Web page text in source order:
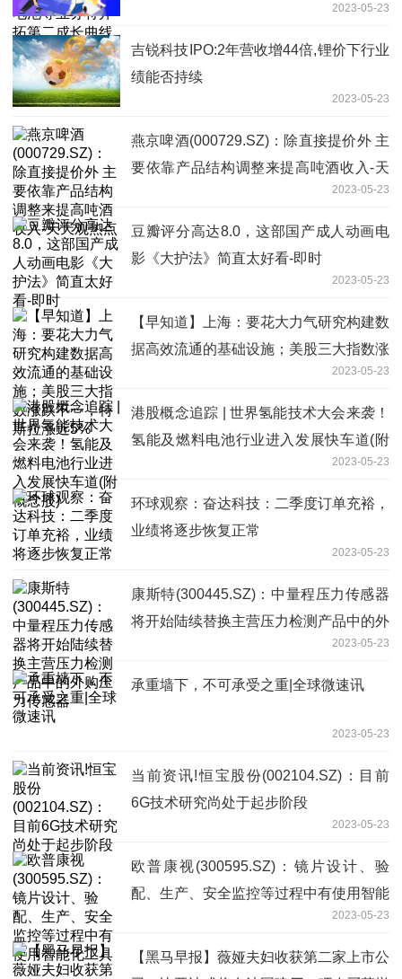
2023-05-23
吉锐科技IPO:2年营收增44倍,锂价下行业
绩能否持续
2023-05-23
燕京啤酒(000729.SZ)：除直接提价外 主
要依靠产品结构调整来提高吨酒收入-天
2023-05-23
豆瓣评分高达8.0，这部国产成人动画电
影《大护法》简直太好看-即时
2023-05-23
【早知道】上海：要花大力气研究构建数
据高效流通的基础设施；美股三大指数涨
2023-05-23
港股概念追踪 | 世界氢能技术大会来袭！
氢能及燃料电池行业进入发展快车道(附
2023-05-23
环球观察：奋达科技：二季度订单充裕，
业绩将逐步恢复正常
2023-05-23
康斯特(300445.SZ)：中量程压力传感器
将开始陆续替换主营压力检测产品中的外
2023-05-23
承重墙下，不可承受之重|全球微速讯
2023-05-23
当前资讯!恒宝股份(002104.SZ)：目前
6G技术研究尚处于起步阶段
2023-05-23
欧普康视(300595.SZ)：镜片设计、验
配、生产、安全监控等过程中有使用智能
2023-05-23
【黑马早报】薇娅夫妇收获第二家上市公